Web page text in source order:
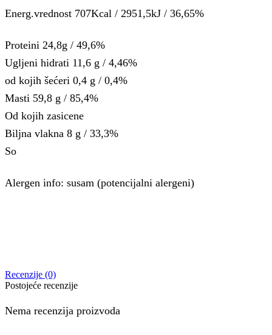
Energ.vrednost 707Kcal / 2951,5kJ / 36,65%
Proteini 24,8g / 49,6%
Ugljeni hidrati 11,6 g / 4,46%
od kojih šećeri 0,4 g / 0,4%
Masti 59,8 g / 85,4%
Od kojih zasicene
Biljna vlakna 8 g / 33,3%
So
Alergen info: susam (potencijalni alergeni)
Recenzije (0)
Postojeće recenzije
Nema recenzija proizvoda